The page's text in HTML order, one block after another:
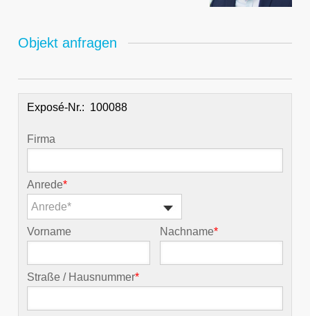
Objekt anfragen
Exposé-Nr.:
Firma
Anrede*
Anrede*
Vorname Nachname*
Straße / Hausnummer*